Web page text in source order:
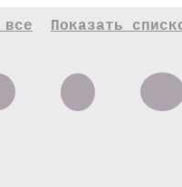
все Показать